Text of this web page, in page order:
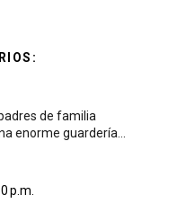
de familia
enorme guardería...
p.m.